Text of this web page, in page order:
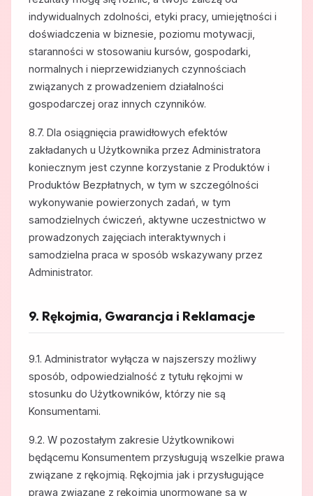
indywidualnych zdolności, etyki pracy, umiejętności i
doświadczenia w biznesie, poziomu motywacji,
staranności w stosowaniu kursów, gospodarki,
normalnych i nieprzewidzianych czynnościach
związanych z prowadzeniem działalności
gospodarczej oraz innych czynników.
8.7. Dla osiągnięcia prawidłowych efektów
zakładanych u Użytkownika przez Administratora
koniecznym jest czynne korzystanie z Produktów i
Produktów Bezpłatnych, w tym w szczególności
wykonywanie powierzonych zadań, w tym
samodzielnych ćwiczeń, aktywne uczestnictwo w
prowadzonych zajęciach interaktywnych i
samodzielna praca w sposób wskazywany przez
Administrator.
9. Rękojmia, Gwarancja i Reklamacje
9.1. Administrator wyłącza w najszerszy możliwy
sposób, odpowiedzialność z tytułu rękojmi w
stosunku do Użytkowników, którzy nie są
Konsumentami.
9.2. W pozostałym zakresie Użytkownikowi
będącemu Konsumentem przysługują wszelkie prawa
związane z rękojmią. Rękojmia jak i przysługujące
prawa związane z rękojmią unormowane są w